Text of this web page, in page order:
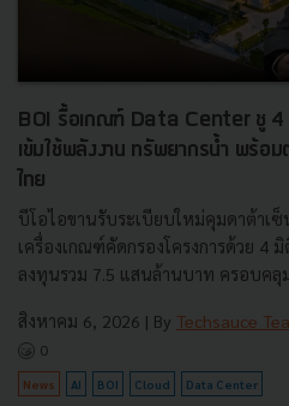
BOI รื้อเกณฑ์ Data Center ชู 4
เข้มใช้พลังงาน ทรัพยากรน้ำ พร้อม
ไทย
บีโอไอขานรับระเบียบใหม่คุมดาต้าเ
เครื่องเกณฑ์คัดกรองโครงการด้วย 4
ลงทุนรวม 7.5 แสนล้านบาท ครอบคลุ
สิงหาคม 6, 2026 | By Techsauce
0
News AI BOI Cloud Data Center